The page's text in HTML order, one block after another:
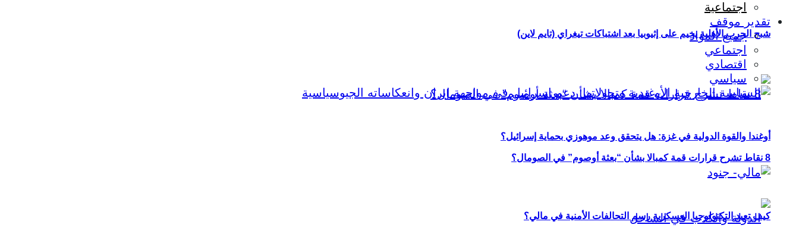
شبح الحرب الأهلية يخيم على إثيوبيا بعد اشتباكات تيغراي (تايم لاين)
8 نقاط تشرح قرارات قمة كمبالا بشأن “بعثة أوصوم” في الصومال؟
اجتماعية
تقدير موقف
جميع المواد
اجتماعي
اقتصادي
سياسي
أوغندا والقوة الدولية في غزة: هل يتحقق وعد موهوزي بحماية إسرائيل؟
كيف تعيد التكنولوجيا العسكرية رسم التحالفات الأمنية في مالي؟